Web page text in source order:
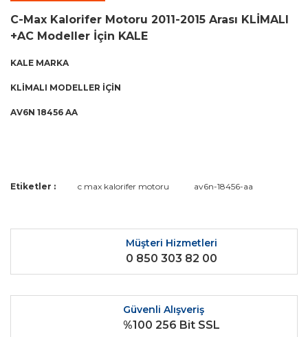
C-Max Kalorifer Motoru 2011-2015 Arası KLİMALI
+AC Modeller İçin KALE
KALE MARKA
KLİMALI MODELLER İÇİN
AV6N 18456 AA
Yorum Yaz
Bu ürünün fiyat bilgisi, resim, ürün açıklamalarında ve diğer
Ürün resmi kalitesiz, bozuk veya görüntülenemiyor.
Ürün açıklamasında eksik bilgiler bulunuyor.
Ürün bilgilerinde hatalar bulunuyor.
Ürün fiyatı diğer sitelerden daha pahalı.
Etiketler : c max kalorifer motoru av6n-18456-aa
Müşteri Hizmetleri
0 850 303 82 00
Güvenli Alışveriş
%100 256 Bit SSL